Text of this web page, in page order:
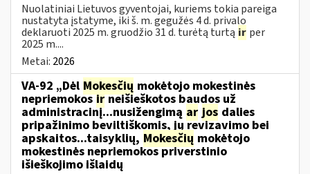
Nuolatiniai Lietuvos gyventojai, kuriems tokia pareiga
nustatyta įstatyme, iki š. m. gegužės 4 d. privalo
deklaruoti 2025 m. gruodžio 31 d. turėtą turtą ir per
2025 m....
Metai: 2026
VA-92 „Dėl Mokesčių mokėtojo mokestinės
nepriemokosirneišieškotos baudos už
administracinį...nusižengimą ar jos dalies
pripažinimo beviltiškomis, jų revizavimo bei
apskaitos...taisyklių, Mokesčių mokėtojo
mokestinės nepriemokos priverstinio
išieškojimo išlaidų